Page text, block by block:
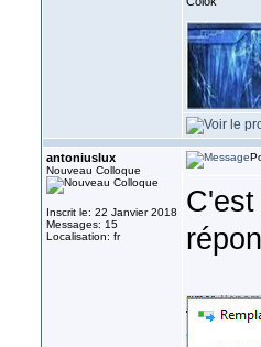
antoniuslux
Nouveau Colloque
Inscrit le: 22 Janvier 2018
Messages: 15
Localisation: fr